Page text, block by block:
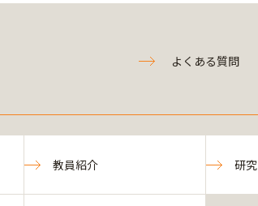
よくある質問
教員紹介 研究